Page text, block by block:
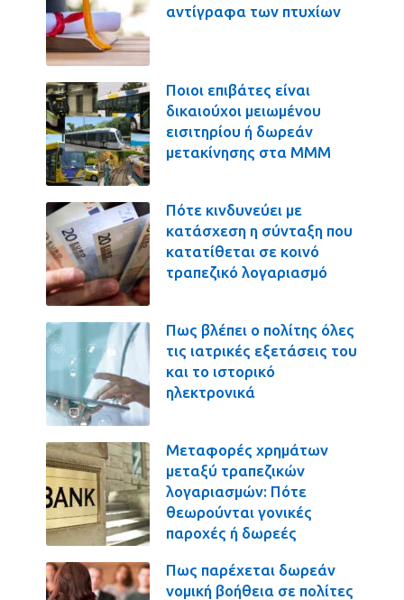
αντίγραφα των πτυχίων
Ποιοι επιβάτες είναι
δικαιούχοι μειωμένου
εισιτηρίου ή δωρεάν
μετακίνησης στα ΜΜΜ
Πότε κινδυνεύει με
κατάσχεση η σύνταξη που
κατατίθεται σε κοινό
τραπεζικό λογαριασμό
Πως βλέπει ο πολίτης όλες
τις ιατρικές εξετάσεις του
και το ιστορικό
ηλεκτρονικά
Μεταφορές χρημάτων
μεταξύ τραπεζικών
λογαριασμών: Πότε
θεωρούνται γονικές
παροχές ή δωρεές
Πως παρέχεται δωρεάν
νομική βοήθεια σε πολίτες